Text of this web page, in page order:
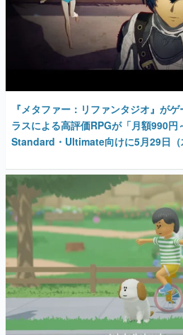
『メタファー：リファンタジオ』が
ラスによる高評価RPGが「月額990円
Standard・Ultimate向けに5月29日（